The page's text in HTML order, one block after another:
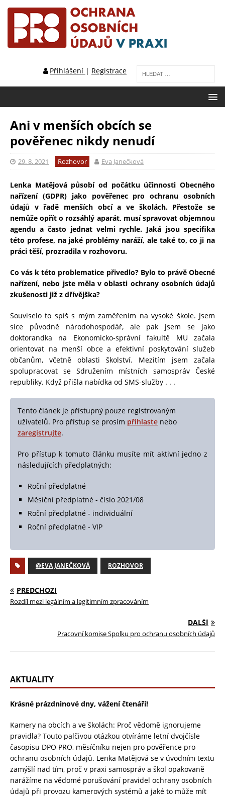
Přihlášení | Registrace
Ani v menších obcích se
pověřenec nikdy nenudí
29. 8. 2021 Rozhovor Eva Janečková
Lenka Matějová působí od počátku účinnosti Obecného
nařízení (GDPR) jako pověřenec pro ochranu osobních
údajů v řadě menších obcí a ve školách. Přestože se
nemůže opřít o rozsáhlý aparát, musí spravovat objemnou
agendu a často jednat velmi rychle. Jaká jsou specifika
této profese, na jaké problémy naráží, ale také to, co ji na
práci těší, prozradila v rozhovoru.
Co vás k této problematice přivedlo? Bylo to právě Obecné
nařízení, nebo jste měla v oblasti ochrany osobních údajů
zkušenosti již z dřívějška?
Souviselo to spíš s mým zaměřením na vysoké škole. Jsem
sice původně národohospodář, ale pak jsem se jako
doktorandka na Ekonomicko-správní fakultě MU začala
orientovat na menší obce a efektivní poskytování služeb
občanům, včetně oblasti školství. Mezitím jsem začala
spolupracovat se Sdružením místních samospráv České
republiky. Když přišla nabídka od SMS-služby . . .
Tento článek je přístupný pouze registrovaným
uživatelů. Pro přístup se prosím přihlaste nebo
zaregistrujte.
Pro přístup k tomuto článku musíte mít aktivní jedno z
následujících předplatných:
Roční předplatné
Měsíční předplatné - číslo 2021/08
Roční předplatné - individuální
Roční předplatné - VIP
@EVA JANEČKOVÁ ROZHOVOR
PŘEDCHOZÍ
Rozdíl mezi legálním a legitimním zpracováním
DALŠÍ
Pracovní komise Spolku pro ochranu osobních údajů
AKTUALITY
Krásné prázdninové dny, vážení čtenáři!
Kamery na obcích a ve školách: Proč vědomě ignorujeme
pravidla? Touto palčivou otázkou otvíráme letní dvojčísle
časopisu DPO PRO, měsíčníku nejen pro pověřence pro
ochranu osobních údajů. Lenka Matějová se v úvodním textu
zamýšlí nad tím, proč v praxi samospráv a škol opakovaně
narážíme na vědomé porušování pravidel ochrany osobních
údajů při provozu kamerových systémů a jaké to může mít